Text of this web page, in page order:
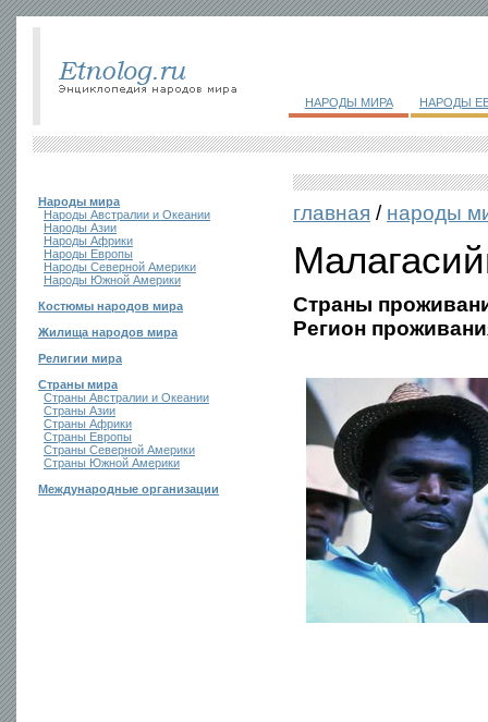
НАРОДЫ МИРА НАРОДЫ
Народы мира
Народы Австралии и Океании
Народы Азии
Народы Африки
Народы Европы
Народы Северной Америки
Народы Южной Америки
Костюмы народов мира
Жилища народов мира
Религии мира
Страны мира
Страны Австралии и Океании
Страны Азии
Страны Африки
Страны Европы
Страны Северной Америки
Страны Южной Америки
Международные организации
главная / народы
Страны
Регион